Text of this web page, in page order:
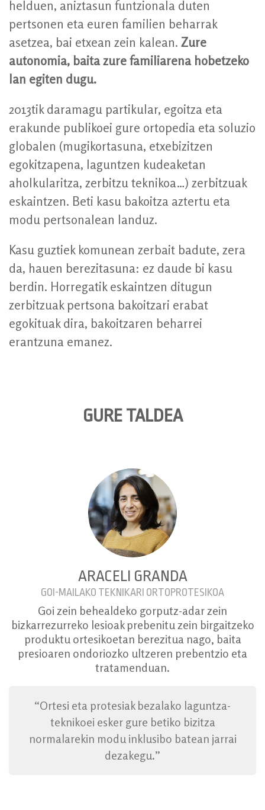
helduen, aniztasun funtzionala duten
pertsonen eta euren familien beharrak
asetzea, bai etxean zein kalean. Zure
autonomia, baita zure familiarena hobetzeko
lan egiten dugu.
2013tik daramagu partikular, egoitza eta
erakunde publikoei gure ortopedia eta soluzio
globalen (mugikortasuna, etxebizitzen
egokitzapena, laguntzen kudeaketan
aholkularitza, zerbitzu teknikoa…) zerbitzuak
eskaintzen. Beti kasu bakoitza aztertu eta
modu pertsonalean landuz.
Kasu guztiek komunean zerbait badute, zera
da, hauen berezitasuna: ez daude bi kasu
berdin. Horregatik eskaintzen ditugun
zerbitzuak pertsona bakoitzari erabat
egokituak dira, bakoitzaren beharrei
erantzuna emanez.
GURE TALDEA
ARACELI GRANDA
GOI-MAILAKO TEKNIKARI ORTOPROTESIKOA
Goi zein behealdeko gorputz-adar zein
bizkarrezurreko lesioak prebenitu zein birgaitzeko
produktu ortesikoetan berezitua nago, baita
presioaren ondoriozko ultzeren prebentzio eta
tratamenduan.
“Ortesi eta protesiak bezalako laguntza-
teknikoei esker gure betiko bizitza
normalarekin modu inklusibo batean jarrai
dezakegu.”